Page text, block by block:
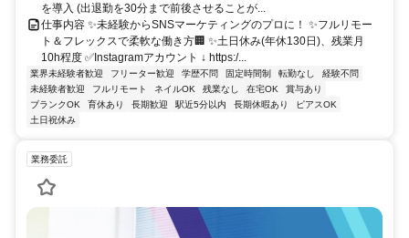
を導入 (出退勤を30分まで前後させることが...
仕事内容 ✨未経験からSNSマーケティングのプロに！ ✨フルリモー
ト＆フレックスで柔軟な働き方🏢 ✨土日休み(年休130日)、残業月
10h程度 ✅Instagramアカウント ↓ https:/...
業界未経験者歓迎 フリーター歓迎 学歴不問 固定時間制 転勤なし
経験不問
未経験者歓迎
フルリモート ネイルOK 残業なし 在宅OK
賞与あり
ブランクOK
育休あり 長期歓迎 駅近5分以内 長期休暇あり
ピアスOK
土日祝休み
業務委託